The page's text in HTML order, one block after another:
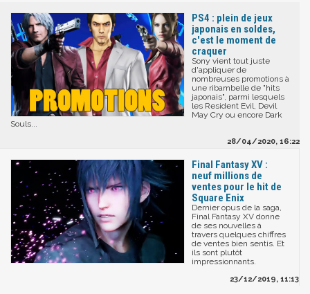
PS4 : plein de jeux
japonais en soldes,
c'est le moment de
craquer
Sony vient tout juste
d'appliquer de
nombreuses promotions à
une ribambelle de "hits
japonais", parmi lesquels
les Resident Evil, Devil
May Cry ou encore Dark
Souls...
28/04/2020, 16:22
Final Fantasy XV :
neuf millions de
ventes pour le hit de
Square Enix
Dernier opus de la saga,
Final Fantasy XV donne
de ses nouvelles à
travers quelques chiffres
de ventes bien sentis. Et
ils sont plutôt
impressionnants.
23/12/2019, 11:13